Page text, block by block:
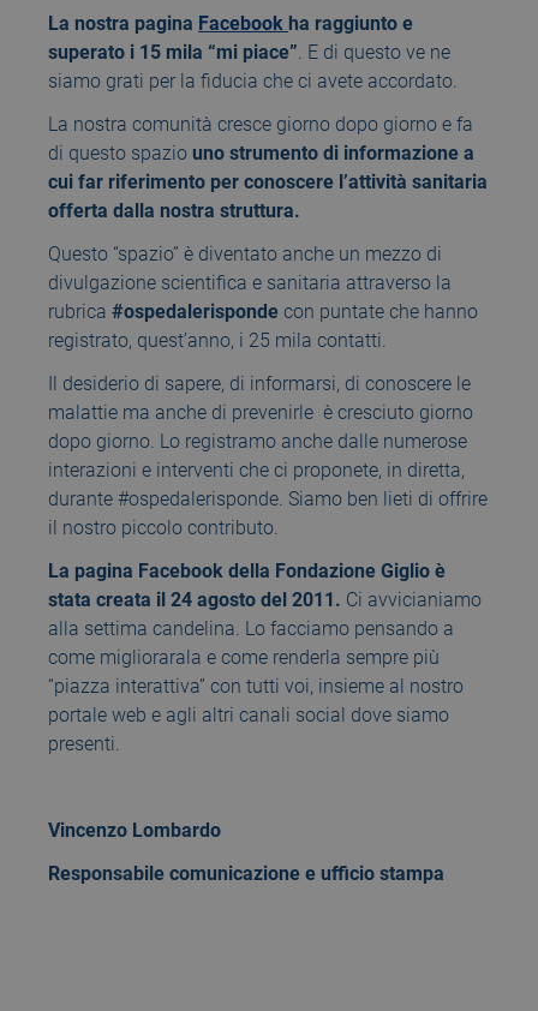
La nostra pagina Facebook ha raggiunto e
superato i 15 mila “mi piace”. E di questo ve ne
siamo grati per la fiducia che ci avete accordato.
La nostra comunità cresce giorno dopo giorno e fa
di questo spazio uno strumento di informazione a
cui far riferimento per conoscere l’attività sanitaria
offerta dalla nostra struttura.
Questo “spazio” è diventato anche un mezzo di
divulgazione scientifica e sanitaria attraverso la
rubrica #ospedalerisponde con puntate che hanno
registrato, quest’anno, i 25 mila contatti.
Il desiderio di sapere, di informarsi, di conoscere le
malattie ma anche di prevenirle è cresciuto giorno
dopo giorno. Lo registramo anche dalle numerose
interazioni e interventi che ci proponete, in diretta,
durante #ospedalerisponde. Siamo ben lieti di offrire
il nostro piccolo contributo.
La pagina Facebook della Fondazione Giglio è
stata creata il 24 agosto del 2011. Ci avvicianiamo
alla settima candelina. Lo facciamo pensando a
come migliorarala e come renderla sempre più
“piazza interattiva” con tutti voi, insieme al nostro
portale web e agli altri canali social dove siamo
presenti.
Vincenzo Lombardo
Responsabile comunicazione e ufficio stampa